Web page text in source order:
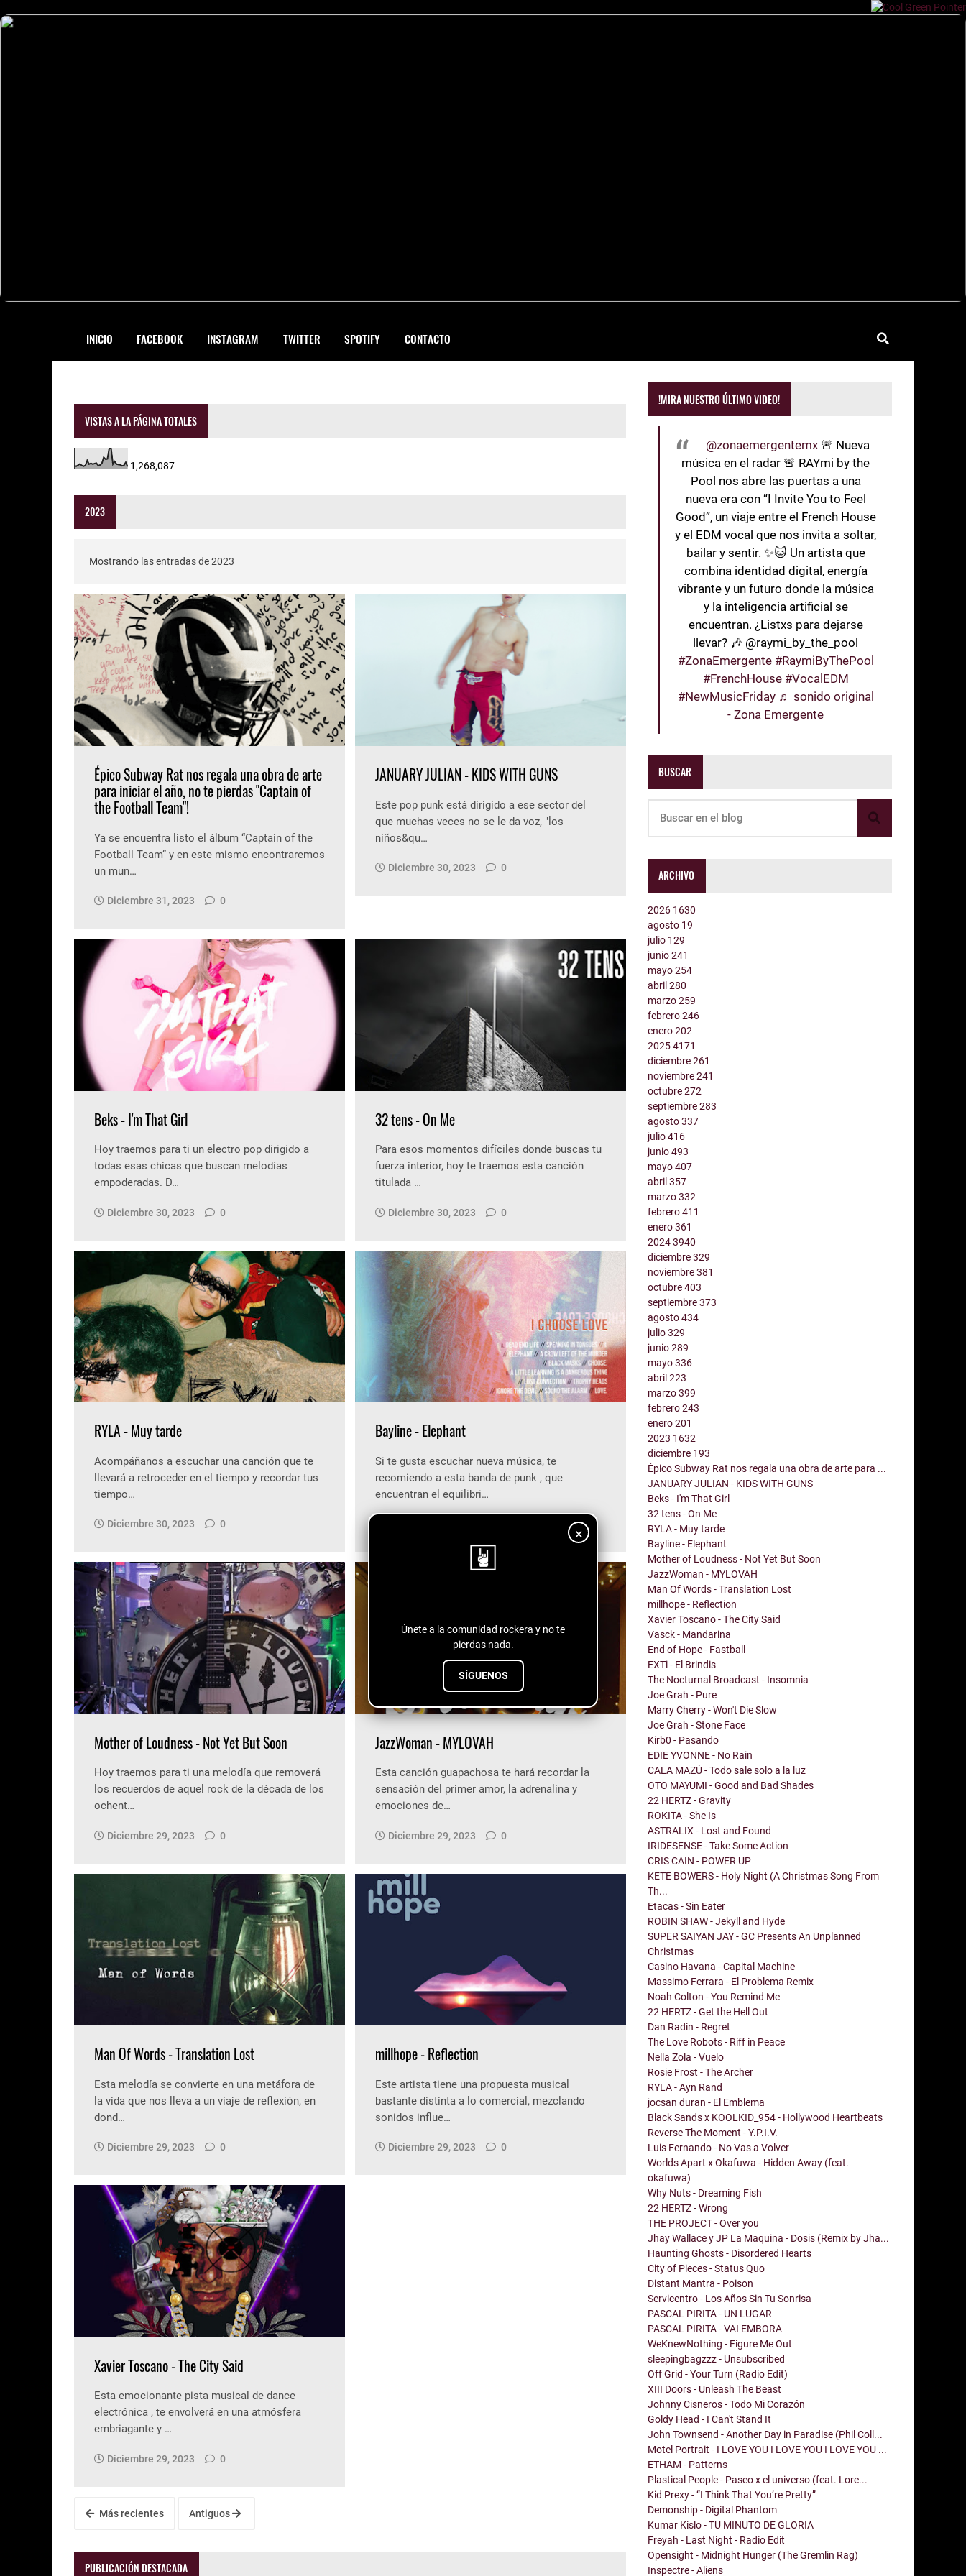
INICIO FACEBOOK INSTAGRAM TWITTER SPOTIFY CONTACTO
×
Únete a la comunidad rockera y no te
pierdas nada.
SÍGUENOS
VISTAS A LA PÁGINA TOTALES
1,268,087
2023
Mostrando las entradas de 2023
Épico Subway Rat nos regala una obra de arte
para iniciar el año, no te pierdas "Captain of
the Football Team"!
Ya se encuentra listo el álbum “Captain of the
Football Team” y en este mismo encontraremos
un mun…
Diciembre 31, 2023 0
JANUARY JULIAN - KIDS WITH GUNS
Este pop punk está dirigido a ese sector del
que muchas veces no se le da voz, "los
niños&qu…
Diciembre 30, 2023 0
Beks - I'm That Girl
Hoy traemos para ti un electro pop dirigido a
todas esas chicas que buscan melodías
empoderadas. D…
Diciembre 30, 2023 0
32 tens - On Me
Para esos momentos difíciles donde buscas tu
fuerza interior, hoy te traemos esta canción
titulada …
Diciembre 30, 2023 0
RYLA - Muy tarde
Acompáñanos a escuchar una canción que te
llevará a retroceder en el tiempo y recordar tus
tiempo…
Diciembre 30, 2023 0
Bayline - Elephant
Si te gusta escuchar nueva música, te
recomiendo a esta banda de punk , que
encuentran el equilibri…
Mother of Loudness - Not Yet But Soon
Hoy traemos para ti una melodía que removerá
los recuerdos de aquel rock de la década de los
ochent…
Diciembre 29, 2023 0
JazzWoman - MYLOVAH
Esta canción guapachosa te hará recordar la
sensación del primer amor, la adrenalina y
emociones de…
Diciembre 29, 2023 0
Man Of Words - Translation Lost
Esta melodía se convierte en una metáfora de
la vida que nos lleva a un viaje de reflexión, en
dond…
Diciembre 29, 2023 0
millhope - Reflection
Este artista tiene una propuesta musical
bastante distinta a lo comercial, mezclando
sonidos influe…
Diciembre 29, 2023 0
Xavier Toscano - The City Said
Esta emocionante pista musical de dance
electrónica , te envolverá en una atmósfera
embriagante y …
Diciembre 29, 2023 0
Más recientes Antiguos
PUBLICACIÓN DESTACADA
!MIRA NUESTRO ÚLTIMO VIDEO!
@zonaemergentemx 🚨 Nueva
música en el radar 🚨 RAYmi by the
Pool nos abre las puertas a una
nueva era con “I Invite You to Feel
Good”, un viaje entre el French House
y el EDM vocal que nos invita a soltar,
bailar y sentir. ✨🐱 Un artista que
combina identidad digital, energía
vibrante y un futuro donde la música
y la inteligencia artificial se
encuentran. ¿Listxs para dejarse
llevar? 🎶 @raymi_by_the_pool
#ZonaEmergente #RaymiByThePool
#FrenchHouse #VocalEDM
#NewMusicFriday ♬ sonido original
- Zona Emergente
BUSCAR
ARCHIVO
2026 1630
agosto 19
julio 129
junio241
mayo254
abril280
marzo259
febrero246
enero202
20254171
diciembre261
noviembre241
octubre272
septiembre283
agosto337
julio416
junio493
mayo407
abril357
marzo332
febrero411
enero361
20243940
diciembre329
noviembre381
octubre403
septiembre373
agosto434
julio329
junio289
mayo336
abril223
marzo399
febrero243
enero201
2023 1632
diciembre 193
Épico Subway Rat nos regala una obra de arte para ...
JANUARY JULIAN - KIDS WITH GUNS
Beks - I'm That Girl
32 tens - On Me
RYLA - Muy tarde
Bayline - Elephant
Mother of Loudness - Not Yet But Soon
JazzWoman - MYLOVAH
Man Of Words - Translation Lost
millhope - Reflection
Xavier Toscano - The City Said
Vasck - Mandarina
End of Hope - Fastball
EXTi - El Brindis
The Nocturnal Broadcast - Insomnia
Joe Grah - Pure
Marry Cherry - Won't Die Slow
Joe Grah - Stone Face
Kirb0 - Pasando
EDIE YVONNE - No Rain
CALA MAZÚ - Todo sale solo a la luz
OTO MAYUMI - Good and Bad Shades
22 HERTZ - Gravity
ROKITA - She Is
ASTRALIX - Lost and Found
IRIDESENSE - Take Some Action
CRIS CAIN - POWER UP
KETE BOWERS - Holy Night (A Christmas Song From
Th...
Etacas - Sin Eater
ROBIN SHAW - Jekyll and Hyde
SUPER SAIYAN JAY - GC Presents An Unplanned
Christmas
Casino Havana - Capital Machine
Massimo Ferrara - El Problema Remix
Noah Colton - You Remind Me
22 HERTZ - Get the Hell Out
Dan Radin - Regret
The Love Robots - Riff in Peace
Nella Zola - Vuelo
Rosie Frost - The Archer
RYLA - Ayn Rand
jocsan duran - El Emblema
Black Sands x KOOLKID_954 - Hollywood Heartbeats
Reverse The Moment - Y.P.I.V.
Luis Fernando - No Vas a Volver
Worlds Apart x Okafuwa - Hidden Away (feat.
okafuwa)
Why Nuts - Dreaming Fish
22 HERTZ - Wrong
THE PROJECT - Over you
Jhay Wallace y JP La Maquina - Dosis (Remix by Jha...
Haunting Ghosts - Disordered Hearts
City of Pieces - Status Quo
Distant Mantra - Poison
Servicentro - Los Años Sin Tu Sonrisa
PASCAL PIRITA - UN LUGAR
PASCAL PIRITA - VAI EMBORA
WeKnewNothing - Figure Me Out
sleepingbagzzz - Unsubscribed
Off Grid - Your Turn (Radio Edit)
XIII Doors - Unleash The Beast
Johnny Cisneros - Todo Mi Corazón
Goldy Head - I Can't Stand It
John Townsend - Another Day in Paradise (Phil Coll...
Motel Portrait - I LOVE YOU I LOVE YOU I LOVE YOU ...
ETHAM - Patterns
Plastical People - Paseo x el universo (feat. Lore...
Kid Prexy - “I Think That You’re Pretty”
Demonship - Digital Phantom
Kumar Kislo - TU MINUTO DE GLORIA
Freyah - Last Night - Radio Edit
Opensight - Midnight Hunger (The Gremlin Rag)
Inspectre - Aliens